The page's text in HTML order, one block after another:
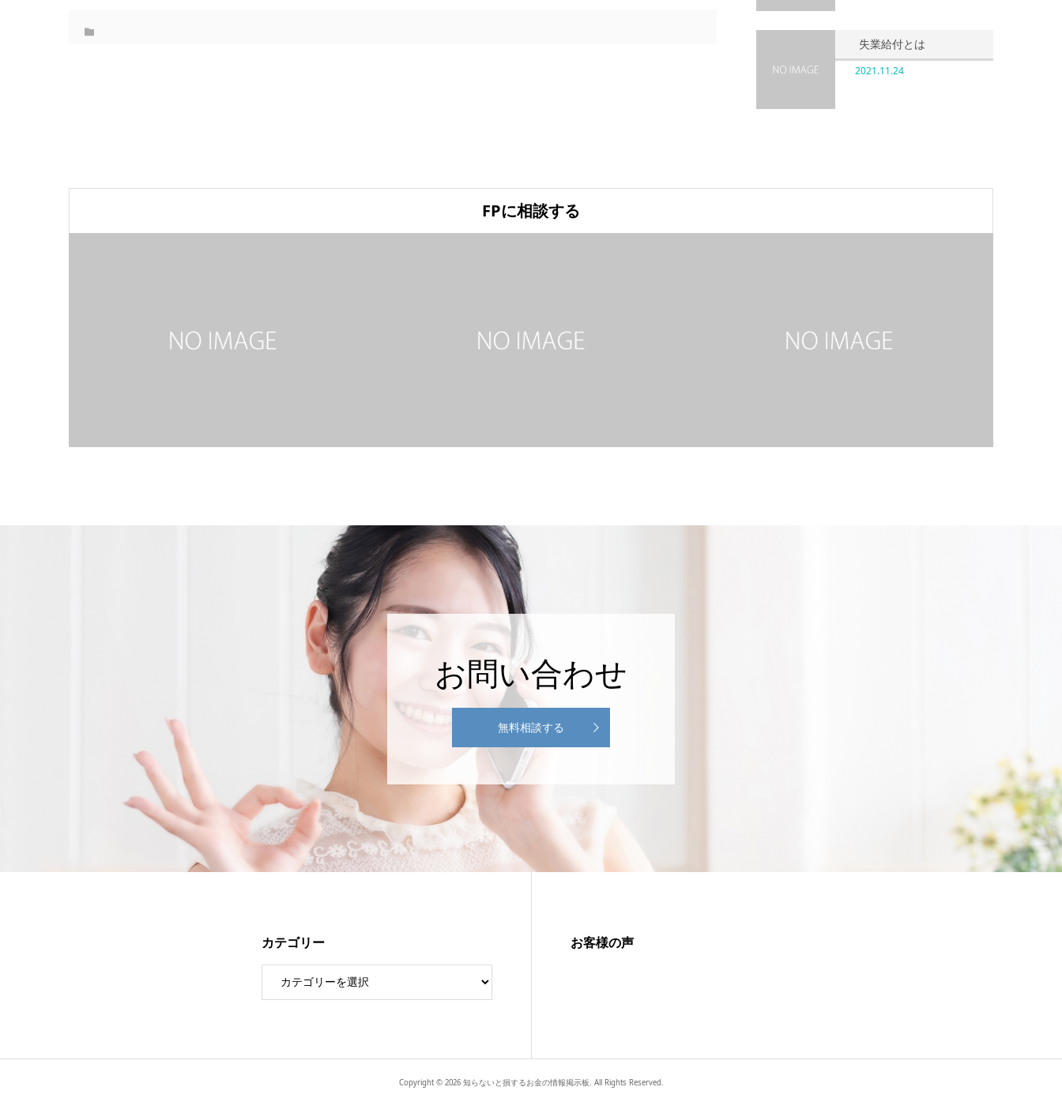
失業給付とは
2021.11.24
FPに相談する
お問い合わせ
無料相談する
カテゴリー お客様の声
Copyright ©2026知らないと損するお金の情報掲示板. All Rights Reserved.